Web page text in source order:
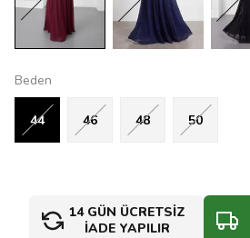
Beden
44 46 48 50
14 GÜN ÜCRETSİZ
İADE YAPILIR